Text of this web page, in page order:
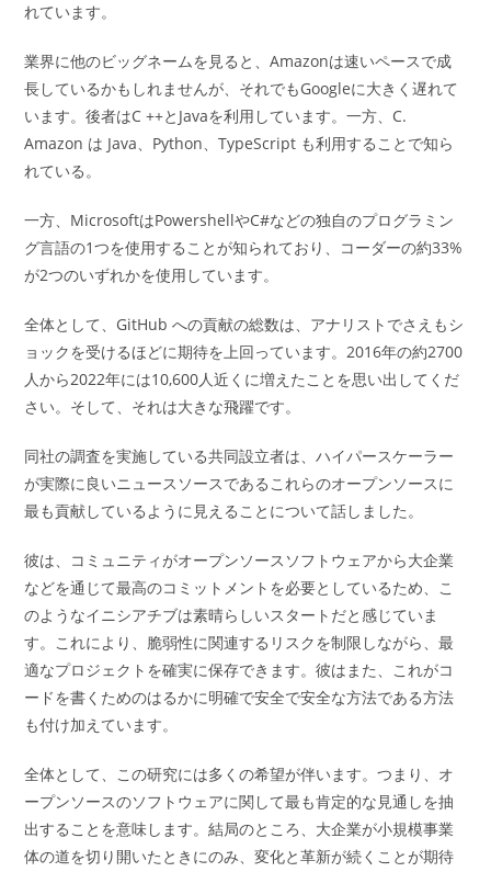
れています。
業界に他のビッグネームを見ると、Amazonは速いペースで成
長しているかもしれませんが、それでもGoogleに大きく遅れて
います。後者はC ++とJavaを利用しています。一方、C.
Amazon は Java、Python、TypeScript も利用することで知ら
れている。
一方、MicrosoftはPowershellやC#などの独自のプログラミン
グ言語の1つを使用することが知られており、コーダーの約33%
が2つのいずれかを使用しています。
全体として、GitHub への貢献の総数は、アナリストでさえもシ
ョックを受けるほどに期待を上回っています。2016年の約2700
人から2022年には10,600人近くに増えたことを思い出してくだ
さい。そして、それは大きな飛躍です。
同社の調査を実施している共同設立者は、ハイパースケーラー
が実際に良いニュースソースであるこれらのオープンソースに
最も貢献しているように見えることについて話しました。
彼は、コミュニティがオープンソースソフトウェアから大企業
などを通じて最高のコミットメントを必要としているため、こ
のようなイニシアチブは素晴らしいスタートだと感じていま
す。これにより、脆弱性に関連するリスクを制限しながら、最
適なプロジェクトを確実に保存できます。彼はまた、これがコ
ードを書くためのはるかに明確で安全で安全な方法である方法
も付け加えています。
全体として、この研究には多くの希望が伴います。つまり、オ
ープンソースのソフトウェアに関して最も肯定的な見通しを抽
出することを意味します。結局のところ、大企業が小規模事業
体の道を切り開いたときにのみ、変化と革新が続くことが期待